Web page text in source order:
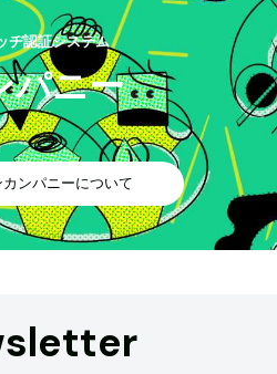
ヂ認証システム
パニー
ンパニーについて